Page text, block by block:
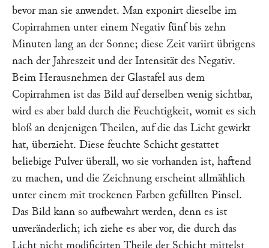
bevor man sie anwendet. Man exponirt dieselbe im
Copirrahmen unter einem Negativ fünf bis zehn
Minuten lang an der Sonne; diese Zeit variirt übrigens
nach der Jahreszeit und der Intensität des Negativ.
Beim Herausnehmen der Glastafel aus dem
Copirrahmen ist das Bild auf derselben wenig sichtbar,
wird es aber bald durch die Feuchtigkeit, womit es sich
bloß an denjenigen Theilen, auf die das Licht gewirkt
hat, überzieht. Diese feuchte Schicht gestattet
beliebige Pulver überall, wo sie vorhanden ist, haftend
zu machen, und die Zeichnung erscheint allmählich
unter einem mit trockenen Farben gefüllten Pinsel.
Das Bild kann so aufbewahrt werden, denn es ist
unveränderlich; ich ziehe es aber vor, die durch das
Licht nicht modificirten Theile der Schicht mittelst